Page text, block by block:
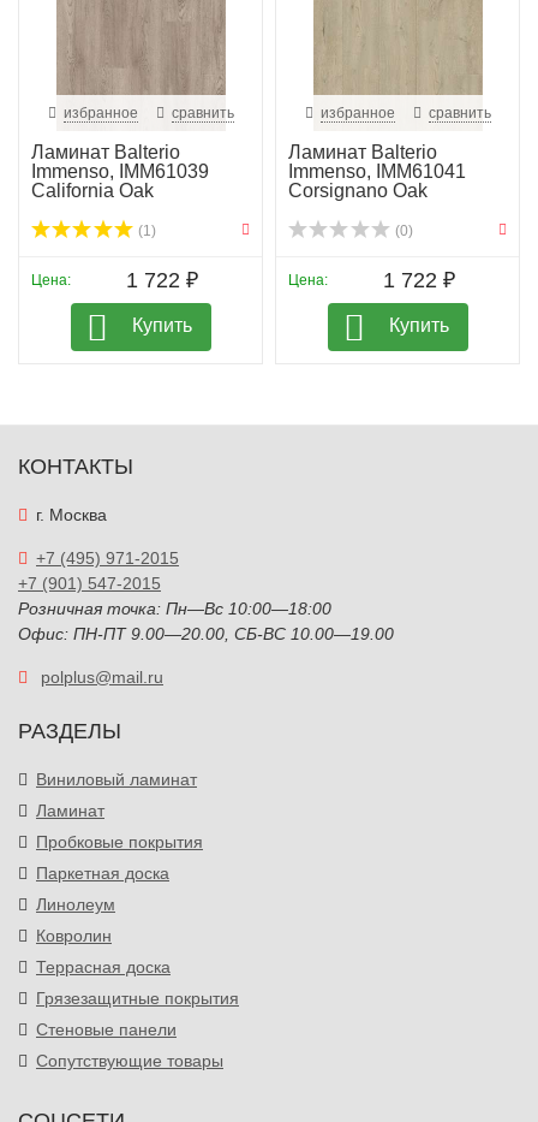
избранное сравнить
Ламинат Balterio
Immenso, IMM61039
California Oak
(1)
Цена: 1 722 ₽
Купить
избранное сравнить
Ламинат Balterio
Immenso, IMM61041
Corsignano Oak
(0)
Цена: 1 722 ₽
Купить
КОНТАКТЫ
г. Москва
+7 (495) 971-2015
+7 (901) 547-2015
Розничная точка: Пн—Вс 10:00—18:00
Офис: ПН-ПТ 9.00—20.00, СБ-ВС 10.00—19.00
polplus@mail.ru
РАЗДЕЛЫ
Виниловый ламинат
Ламинат
Пробковые покрытия
Паркетная доска
Линолеум
Ковролин
Террасная доска
Грязезащитные покрытия
Стеновые панели
Сопутствующие товары